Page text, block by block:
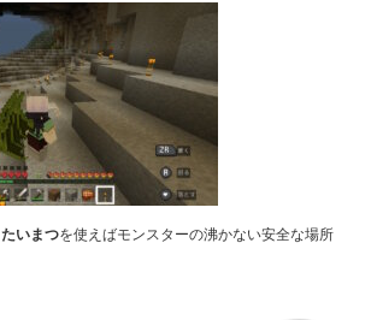
たいまつを使えばモンスターの沸かない安全な場所